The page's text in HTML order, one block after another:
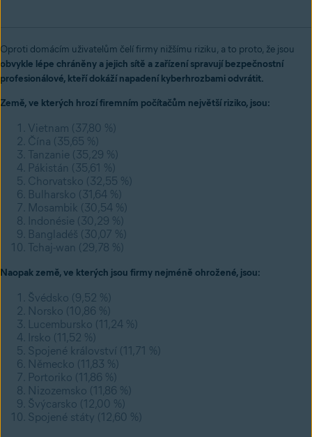
Oproti domácím uživatelům čelí firmy nižšímu riziku, a to proto, že jsou
obvykle lépe chráněny a jejich sítě a zařízení spravují bezpečnostní
profesionálové, kteří dokáží napadení kyberhrozbami odvrátit.
Země, ve kterých hrozí firemním počítačům největší riziko, jsou:
Vietnam (37,80 %)
Čína (35,65 %)
Tanzanie (35,29 %)
Pákistán (35,61 %)
Chorvatsko (32,55 %)
Bulharsko (31,64 %)
Mosambik (30,54 %)
Indonésie (30,29 %)
Bangladéš (30,07 %)
Tchaj-wan (29,78 %)
Naopak země, ve kterých jsou firmy nejméně ohrožené, jsou:
Švédsko (9,52 %)
Norsko (10,86 %)
Lucembursko (11,24 %)
Irsko (11,52 %)
Spojené království (11,71 %)
Německo (11,83 %)
Portoriko (11,86 %)
Nizozemsko (11,86 %)
Švýcarsko (12,00 %)
Spojené státy (12,60 %)